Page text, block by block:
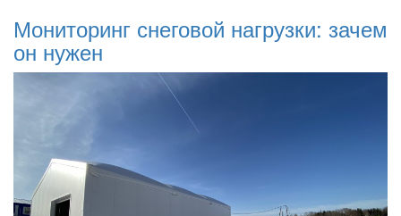
Мониторинг снеговой нагрузки: зачем
он нужен